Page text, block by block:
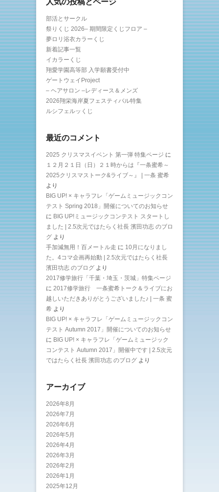
人気の投稿とページ
部活とサークル
祭りくじ 2026– 期間限定くじフロア –
夢ロリ浴衣カラーくじ
新着記事一覧
イカラーくじ
翔愛学園高等部 入学願書受付中
ゲートウェイProject
– ヘアサロン –レディース＆メンズ
2026翔栄海岸夏フェスティバル特集
ルシフェルッくじ
最近のコメント
2025 クリスマスイベント 第一弾 特集ページ に
１２月２１日（日）２１時からは『一条蜜希～
2025クリスマストーク&ライブ～』 | 一条 蜜希
より
BIG UP! × キャラフレ「ゲームミュージックコン
テスト Spring 2018」開催についてのお知らせ
に BIG UP!ミュージックコンテスト スタートし
ました | 2.5次元ではたらく社長 濱田功志 のブロ
グ より
手加減無用！百メートル走 に 10月になりまし
た。4コマ企画再始動 | 2.5次元ではたらく社長
濱田功志 のブログ より
2017修学旅行「千葉・埼玉・茨城」特集ページ
に 2017修学旅行 一条蜜希トーク＆ライブにお
越しいただきありがとうございました♪ | 一条 蜜
希 より
BIG UP! × キャラフレ「ゲームミュージックコン
テスト Autumn 2017」開催についてのお知らせ
に BIG UP! × キャラフレ「ゲームミュージック
コンテスト Autumn 2017」開催中です | 2.5次元
ではたらく社長 濱田功志 のブログ より
アーカイブ
2026年8月
2026年7月
2026年6月
2026年5月
2026年4月
2026年3月
2026年2月
2026年1月
2025年12月